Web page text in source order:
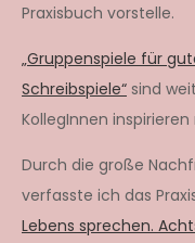
Praxisbuch vorstelle.
„Gruppenspiele für
Schreibspiele“ sind
KollegInnen
Durch die große
verfasste ich das
Lebens sprechen.